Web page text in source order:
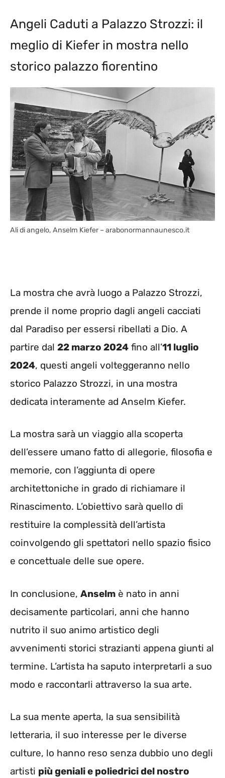
Angeli Caduti a Palazzo Strozzi: il
meglio di Kiefer in mostra nello
storico palazzo fiorentino
Ali di angelo, Anselm Kiefer – arabonormannaunesco.it
La mostra che avrà luogo a Palazzo Strozzi,
prende il nome proprio dagli angeli cacciati
dal Paradiso per essersi ribellati a Dio. A
partire dal 22 marzo 2024 fino all’11 luglio
2024, questi angeli volteggeranno nello
storico Palazzo Strozzi, in una mostra
dedicata interamente ad Anselm Kiefer.
La mostra sarà un viaggio alla scoperta
dell’essere umano fatto di allegorie, filosofia e
memorie, con l’aggiunta di opere
architettoniche in grado di richiamare il
Rinascimento. L’obiettivo sarà quello di
restituire la complessità dell’artista
coinvolgendo gli spettatori nello spazio fisico
e concettuale delle sue opere.
In conclusione, Anselm è nato in anni
decisamente particolari, anni che hanno
nutrito il suo animo artistico degli
avvenimenti storici strazianti appena giunti al
termine. L’artista ha saputo interpretarli a suo
modo e raccontarli attraverso la sua arte.
La sua mente aperta, la sua sensibilità
letteraria, il suo interesse per le diverse
culture, lo hanno reso senza dubbio uno degli
artisti più geniali e poliedrici del nostro